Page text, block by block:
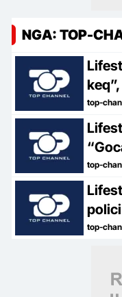
NGA: TOP-
Lifestyle “Jam
në
top-
Lifestyle Sara
jetës
top-
Lifestyle “Do
një
top-